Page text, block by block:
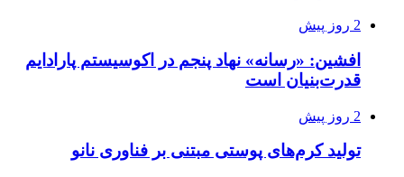
2 روز پیش
افشین: «رسانه» نهاد پنجم در اکوسیستم پارادایم
قدرت‌بنیان است
2 روز پیش
تولید کرم‌های پوستی مبتنی بر فناوری نانو